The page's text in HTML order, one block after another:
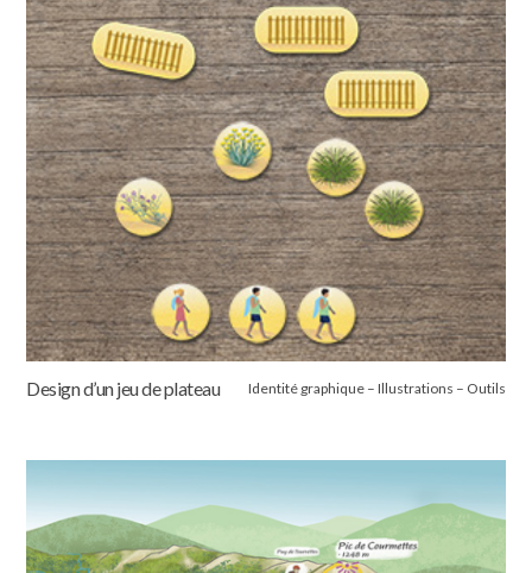
Design d’un jeu de plateau Identité graphique – Illustrations – Outils